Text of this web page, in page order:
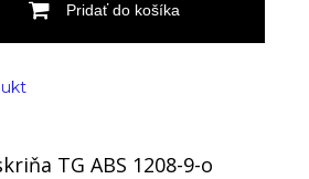
Pridať do košíka
TG ABS 1208-9-o